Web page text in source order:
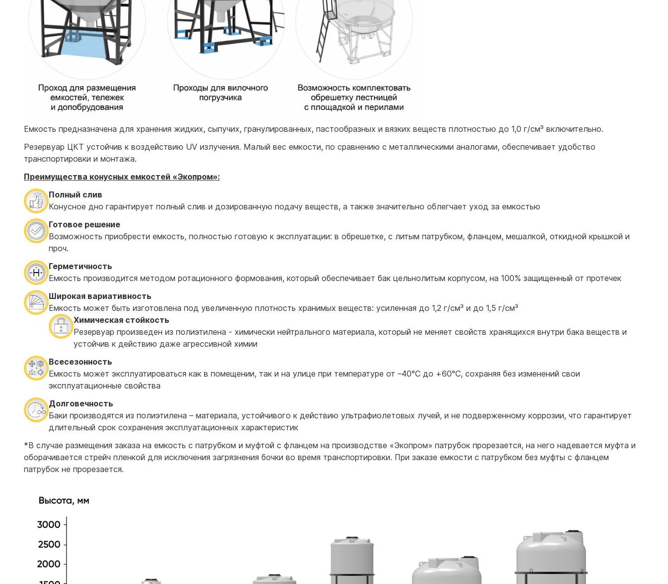
Емкость предназначена для хранения жидких, сыпучих, гранулированных, пастообразных и вязких веществ плотностью до 1,0 г/см³ включительно.
Резервуар ЦКТ устойчив к воздействию UV излучения. Малый вес емкости, по сравнению с металлическими аналогами, обеспечивает удобство
транспортировки и монтажа.
Преимущества конусных емкостей «Экопром»:
Полный слив
Конусное дно гарантирует полный слив и дозированную подачу веществ, а также значительно облегчает уход за емкостью
Готовое решение
Возможность приобрести емкость, полностью готовую к эксплуатации: в обрешетке, с литым патрубком, фланцем, мешалкой, откидной крышкой и
проч.
Герметичность
Емкость производится методом ротационного формования, который обеспечивает бак цельнолитым корпусом, на 100% защищенный от протечек
Широкая вариативность
Емкость может быть изготовлена под увеличенную плотность хранимых веществ: усиленная до 1,2 г/см³ и до 1,5 г/см³
Химическая стойкость
Резервуар произведен из полиэтилена - химически нейтрального материала, который не меняет свойств хранящихся внутри бака веществ и
устойчив к действию даже агрессивной химии
Всесезонность
Емкость может эксплуатироваться как в помещении, так и на улице при температуре от –40°С до +60°С, сохраняя без изменений свои
эксплуатационные свойства
Долговечность
Баки производятся из полиэтилена – материала, устойчивого к действию ультрафиолетовых лучей, и не подверженному коррозии, что гарантирует
длительный срок сохранения эксплуатационных характеристик
*В случае размещения заказа на емкость с патрубком и муфтой с фланцем на производстве «Экопром» патрубок прорезается, на него надевается муфта и
оборачивается стрейч пленкой для исключения загрязнения бочки во время транспортировки. При заказе емкости с патрубком без муфты с фланцем
патрубок не прорезается.